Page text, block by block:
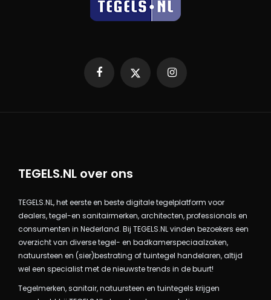
Facebook Instagram
TEGELS.NL over ons
TEGELS.NL, het eerste en beste digitale tegelplatform voor
dealers, tegel-en sanitairmerken, architecten, professionals en
consumenten in Nederland. Bij TEGELS.NL vinden bezoekers een
overzicht van diverse tegel- en badkamerspeciaalzaken,
natuursteen en (sier)bestrating of tuintegel handelaren, altijd
wel een specialist met de nieuwste trends in de buurt!
Tegelmerken, sanitair, natuursteen en tuintegels krijgen